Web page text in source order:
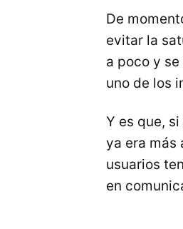
De
evitar la
a poco y
uno de los
Y es que,
ya era más
usuarios
en